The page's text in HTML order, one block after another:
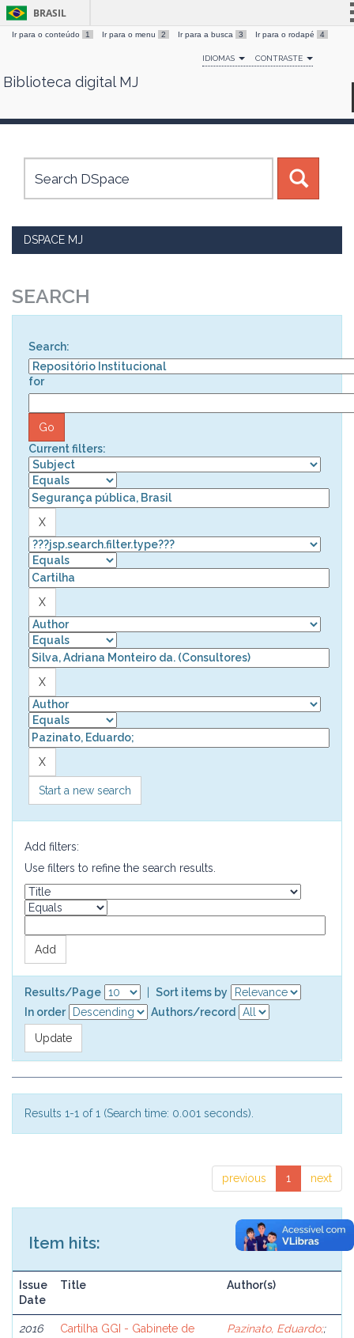
Skip
BRASIL
Simplifique!
Comunica BR
Canais
Ir para o conteúdo 1 Ir para o menu 2 Ir para a busca 3 Ir para o rodapé 4
IDIOMAS CONTRASTE
Biblioteca digital MJ
DSPACE MJ
SEARCH
Search:
for
Current filters:
Start a new search
Add filters:
Use filters to refine the search results.
Results/Page
Sort items by
In order
Authors/record
Results 1-1 of 1 (Search time: 0.001 seconds).
previous 1 next
Item hits:
Issue
Date
Title Author(s)
2016
Cartilha GGI - Gabinete de
Pazinato, Eduardo;;